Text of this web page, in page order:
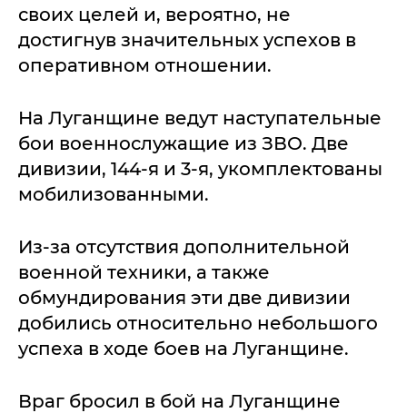
своих целей и, вероятно, не
достигнув значительных успехов в
оперативном отношении.
На Луганщине ведут наступательные
бои военнослужащие из ЗВО. Две
дивизии, 144-я и 3-я, укомплектованы
мобилизованными.
Из-за отсутствия дополнительной
военной техники, а также
обмундирования эти две дивизии
добились относительно небольшого
успеха в ходе боев на Луганщине.
Враг бросил в бой на Луганщине